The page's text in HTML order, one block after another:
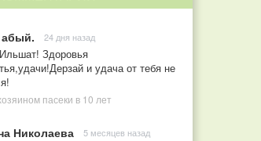
24 дня назад
Здоровья
и удача от тебя не
пасеки в 10 лет
Николаева 5 месяцев назад